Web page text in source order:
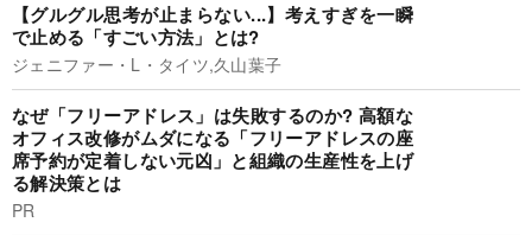
【グルグル思考が止まらない...】考えすぎを一瞬
で止める「すごい方法」とは?
ジェニファー・L・タイツ,久山葉子
なぜ「フリーアドレス」は失敗するのか? 高額な
オフィス改修がムダになる「フリーアドレスの座
席予約が定着しない元凶」と組織の生産性を上げ
る解決策とは
PR